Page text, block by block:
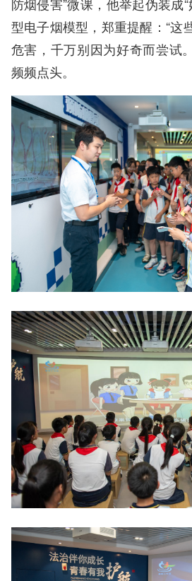
型电子烟模型，郑重提醒：“这
危害，千万别因为好奇而尝试
频频点头。